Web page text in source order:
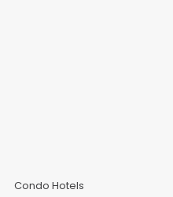
Condo Hotels